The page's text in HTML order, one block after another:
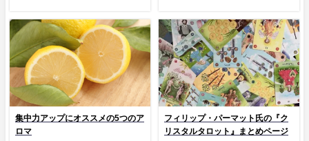
集中力アップにオススメの5つのア
ロマ
フィリップ・パーマット氏の『ク
リスタルタロット』まとめページ